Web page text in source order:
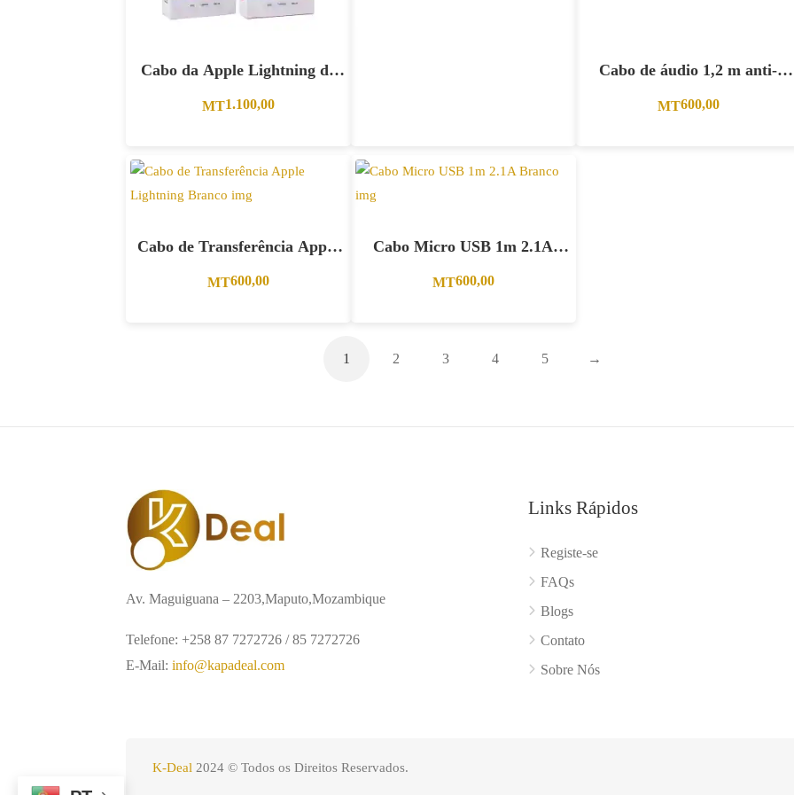
Cabo da Apple Lightning de
MT1.100,00
Cabo de áudio 1,2 m anti-
MT600,00
Cabo de Transferência Apple
MT600,00
Cabo Micro USB 1m 2.1A
MT600,00
1 2 3 4 5 →
Av. Maguiguana – 2203,Maputo,Mozambique
Telefone: +258 87 7272726 / 85 7272726
E-Mail: info@kapadeal.com
Links Rápidos
Registe-se
FAQs
Blogs
Contato
Sobre Nós
K-Deal 2024 © Todos os Direitos Reservados.